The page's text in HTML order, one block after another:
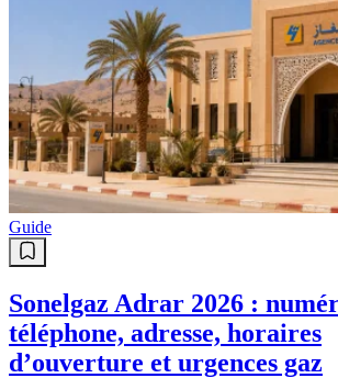
Guide
Sonelgaz Adrar 2026 :
téléphone, adresse, horaires
d’ouverture et urgences gaz